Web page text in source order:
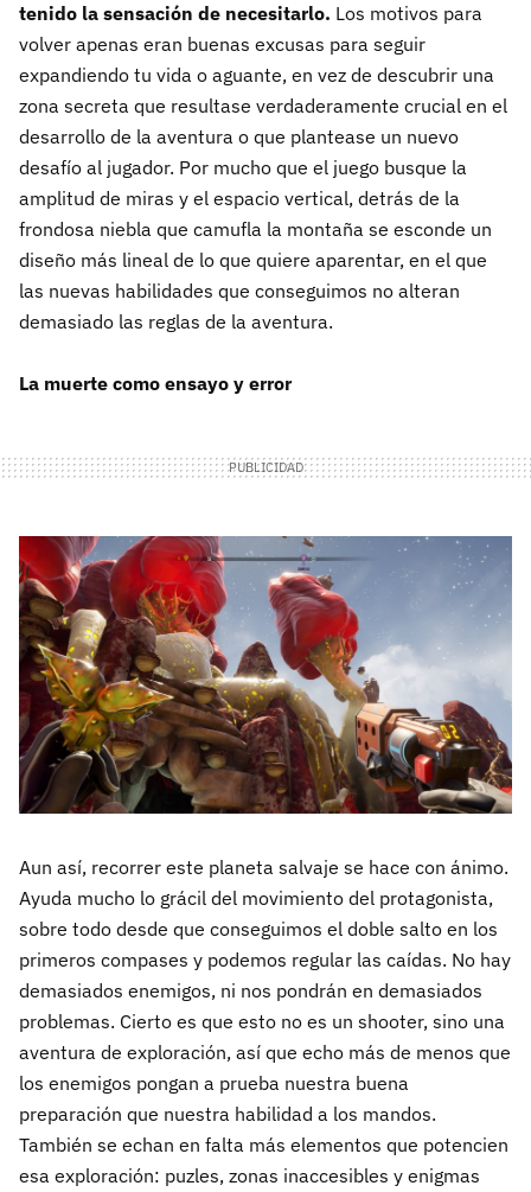
tenido la sensación de necesitarlo. Los motivos para
volver apenas eran buenas excusas para seguir
expandiendo tu vida o aguante, en vez de descubrir una
zona secreta que resultase verdaderamente crucial en el
desarrollo de la aventura o que plantease un nuevo
desafío al jugador. Por mucho que el juego busque la
amplitud de miras y el espacio vertical, detrás de la
frondosa niebla que camufla la montaña se esconde un
diseño más lineal de lo que quiere aparentar, en el que
las nuevas habilidades que conseguimos no alteran
demasiado las reglas de la aventura.
La muerte como ensayo y error
Aun así, recorrer este planeta salvaje se hace con ánimo.
Ayuda mucho lo grácil del movimiento del protagonista,
sobre todo desde que conseguimos el doble salto en los
primeros compases y podemos regular las caídas. No hay
demasiados enemigos, ni nos pondrán en demasiados
problemas. Cierto es que esto no es un shooter, sino una
aventura de exploración, así que echo más de menos que
los enemigos pongan a prueba nuestra buena
preparación que nuestra habilidad a los mandos.
También se echan en falta más elementos que potencien
esa exploración: puzles, zonas inaccesibles y enigmas